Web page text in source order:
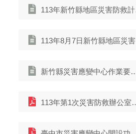
113年新竹縣地區災害防救計畫核定版 (29242 KB)
113年8月7日新竹縣地區災害防救計畫修正會議 (35746 KB)
新竹縣災害應變中心作業要點修正會議資料 (1080 KB)
113年第1次災害防救辦公室定期會議會議紀錄 (159 KB)